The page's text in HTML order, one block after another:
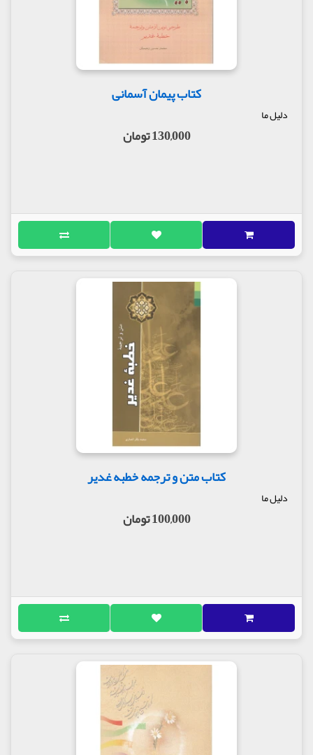
کتاب پیمان آسمانی
دلیل ما
130,000 تومان
کتاب متن و ترجمه خطبه غدیر
دلیل ما
100,000 تومان